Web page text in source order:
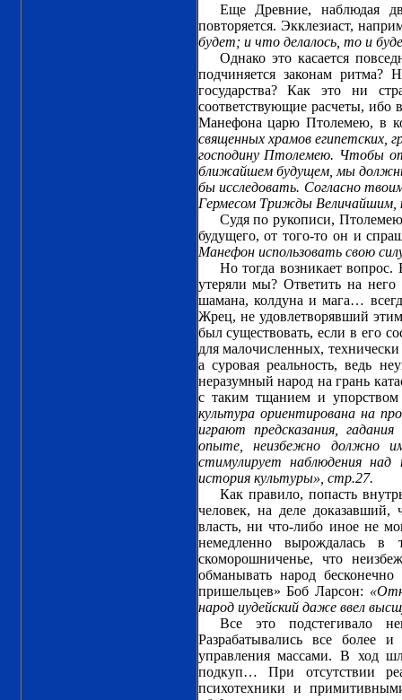
Еще Древние, наблюдая
повторяется. Экклезиаст,
будет; и что делалось, то и
Однако это касается
подчиняется законам
государства? Как это ни
соответствующие расчеты, ибо
Манефона царю Птолемею, в
священных храмов
господину Птолемею. Чтобы
ближайшем будущем, мы
бы исследовать. Согласно
Гермесом Трижды Величайшим,
Судя по рукописи,
будущего, от того-то он и
Манефон использовать свою
Но тогда возникает
утеряли мы? Ответить на
шамана, колдуна и мага…
Жрец, не удовлетворявший
был существовать, если в его
для малочисленных,
а суровая реальность, ведь
неразумный народ на грань
с таким тщанием и
культура ориентирована на
играют предсказания,
опыте, неизбежно должно
стимулирует наблюдения
история культуры», стр.27.
Как правило, попасть
человек, на деле доказавший,
власть, ни что-либо иное не
немедленно вырождалась
скоморошниченье, что
обманывать народ
пришельцев» Боб Ларсон:
народ иудейский даже ввел
Все это подстегивало
Разрабатывались все более
управления массами. В ход
подкуп… При отсутствии
психотехники и